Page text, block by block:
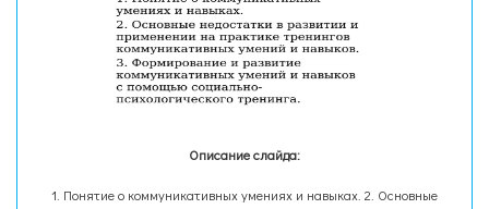
Описание слайда:
1. Понятие о коммуникативных умениях и навыках. 2. Основные